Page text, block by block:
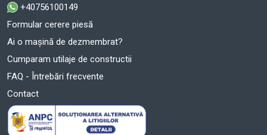
+40756100149
Formular cerere piesă
Ai o mașină de dezmembrat?
Cumparam utilaje de constructii
FAQ - Întrebări frecvente
Contact